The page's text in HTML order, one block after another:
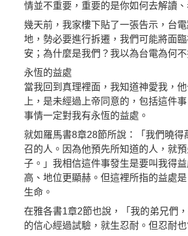
情並不重要，重要的是你如何去解讀
幾天前，我家樓下貼了一張告示，台
地，勢必要進行拆遷，我們可能將面
安；為什麼是我們？我以為台電為何
永恆的益處
當我回到真理裡面，我知道神愛我，
上，是未經過上帝同意的，包括這件
事情一定對我有永恆的益處。
就如羅馬書8章28節所說：「我們曉
召的人。因為他預先所知道的人，就
子。」我相信這件事發生是要叫我得
高、地位更顯赫。但這裡所指的益處
生命。
在雅各書1章2節也說，「我的弟兄們
的信心經過試驗，就生忍耐。但忍耐